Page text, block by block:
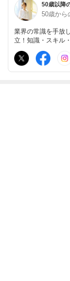
業界の常識を手放
立！知識・スキル
入を維持する働き
にシフトした北村